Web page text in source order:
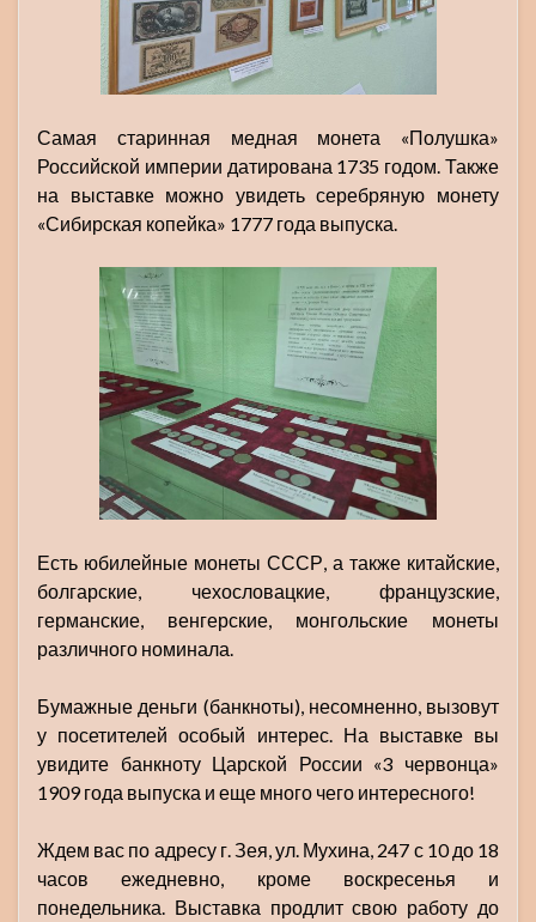
Самая старинная медная монета «Полушка»
Российской империи датирована 1735 годом. Также
на выставке можно увидеть серебряную монету
«Сибирская копейка» 1777 года выпуска.
Есть юбилейные монеты СССР, а также китайские,
болгарские, чехословацкие, французские,
германские, венгерские, монгольские монеты
различного номинала.
Бумажные деньги (банкноты), несомненно, вызовут
у посетителей особый интерес. На выставке вы
увидите банкноту Царской России «3 червонца»
1909 года выпуска и еще много чего интересного!
Ждем вас по адресу г. Зея, ул. Мухина, 247 с 10 до 18
часов ежедневно, кроме воскресенья и
понедельника. Выставка продлит свою работу до